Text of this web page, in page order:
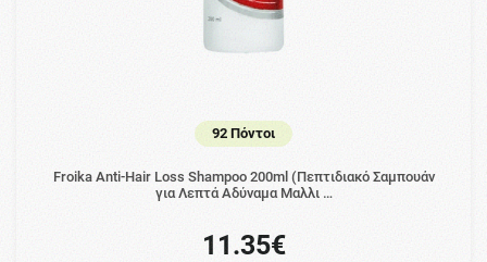
92 Πόντοι
Froika Anti-Hair Loss Shampoo 200ml (Πεπτιδιακό Σαμπουάν
για Λεπτά Αδύναμα Μαλλι …
11.35€